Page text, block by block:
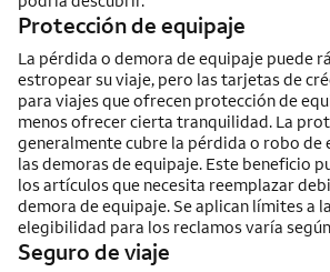
Protección de equipaje
La pérdida o demora de equipaje puede
estropear su viaje, pero las tarjetas de
para viajes que ofrecen protección de
menos ofrecer cierta tranquilidad. La
generalmente cubre la pérdida o robo de
las demoras de equipaje. Este beneficio
los artículos que necesita reemplazar
demora de equipaje. Se aplican límites a
elegibilidad para los reclamos varía
Seguro de viaje